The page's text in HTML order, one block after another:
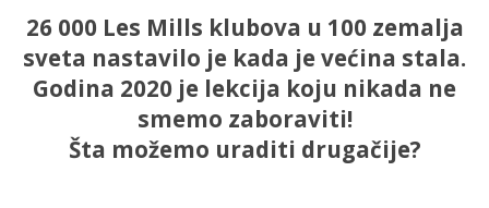
26 000 Les Mills klubova u 100 zemalja
sveta nastavilo je kada je većina stala.
Godina 2020 je lekcija koju nikada ne
smemo zaboraviti!
Šta možemo uraditi drugačije?